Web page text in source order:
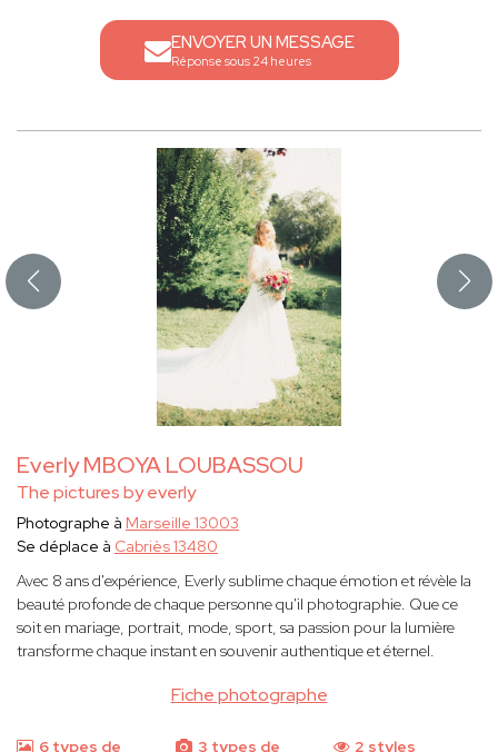
ENVOYER UN MESSAGE
Réponse sous 24 heures
Everly MBOYA LOUBASSOU
The pictures by everly
Fiche photographe
Photographe à Marseille 13003
Se déplace à Cabriès 13480
Avec 8 ans d'expérience, Everly sublime chaque émotion et révèle la
beauté profonde de chaque personne qu'il photographie. Que ce
soit en mariage, portrait, mode, sport, sa passion pour la lumière
transforme chaque instant en souvenir authentique et éternel.
6 types de 3 types de 2 styles